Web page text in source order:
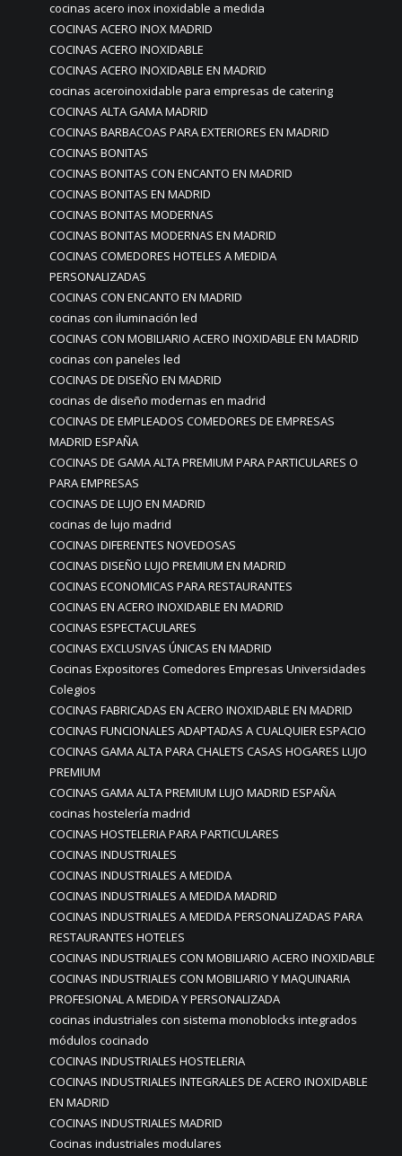
cocinas acero inox inoxidable a medida
COCINAS ACERO INOX MADRID
COCINAS ACERO INOXIDABLE
COCINAS ACERO INOXIDABLE EN MADRID
cocinas aceroinoxidable para empresas de catering
COCINAS ALTA GAMA MADRID
COCINAS BARBACOAS PARA EXTERIORES EN MADRID
COCINAS BONITAS
COCINAS BONITAS CON ENCANTO EN MADRID
COCINAS BONITAS EN MADRID
COCINAS BONITAS MODERNAS
COCINAS BONITAS MODERNAS EN MADRID
COCINAS COMEDORES HOTELES A MEDIDA
PERSONALIZADAS
COCINAS CON ENCANTO EN MADRID
cocinas con iluminación led
COCINAS CON MOBILIARIO ACERO INOXIDABLE EN MADRID
cocinas con paneles led
COCINAS DE DISEÑO EN MADRID
cocinas de diseño modernas en madrid
COCINAS DE EMPLEADOS COMEDORES DE EMPRESAS
MADRID ESPAÑA
COCINAS DE GAMA ALTA PREMIUM PARA PARTICULARES O
PARA EMPRESAS
COCINAS DE LUJO EN MADRID
cocinas de lujo madrid
COCINAS DIFERENTES NOVEDOSAS
COCINAS DISEÑO LUJO PREMIUM EN MADRID
COCINAS ECONOMICAS PARA RESTAURANTES
COCINAS EN ACERO INOXIDABLE EN MADRID
COCINAS ESPECTACULARES
COCINAS EXCLUSIVAS ÚNICAS EN MADRID
Cocinas Expositores Comedores Empresas Universidades
Colegios
COCINAS FABRICADAS EN ACERO INOXIDABLE EN MADRID
COCINAS FUNCIONALES ADAPTADAS A CUALQUIER ESPACIO
COCINAS GAMA ALTA PARA CHALETS CASAS HOGARES LUJO
PREMIUM
COCINAS GAMA ALTA PREMIUM LUJO MADRID ESPAÑA
cocinas hostelería madrid
COCINAS HOSTELERIA PARA PARTICULARES
COCINAS INDUSTRIALES
COCINAS INDUSTRIALES A MEDIDA
COCINAS INDUSTRIALES A MEDIDA MADRID
COCINAS INDUSTRIALES A MEDIDA PERSONALIZADAS PARA
RESTAURANTES HOTELES
COCINAS INDUSTRIALES CON MOBILIARIO ACERO INOXIDABLE
COCINAS INDUSTRIALES CON MOBILIARIO Y MAQUINARIA
PROFESIONAL A MEDIDA Y PERSONALIZADA
cocinas industriales con sistema monoblocks integrados
módulos cocinado
COCINAS INDUSTRIALES HOSTELERIA
COCINAS INDUSTRIALES INTEGRALES DE ACERO INOXIDABLE
EN MADRID
COCINAS INDUSTRIALES MADRID
Cocinas industriales modulares